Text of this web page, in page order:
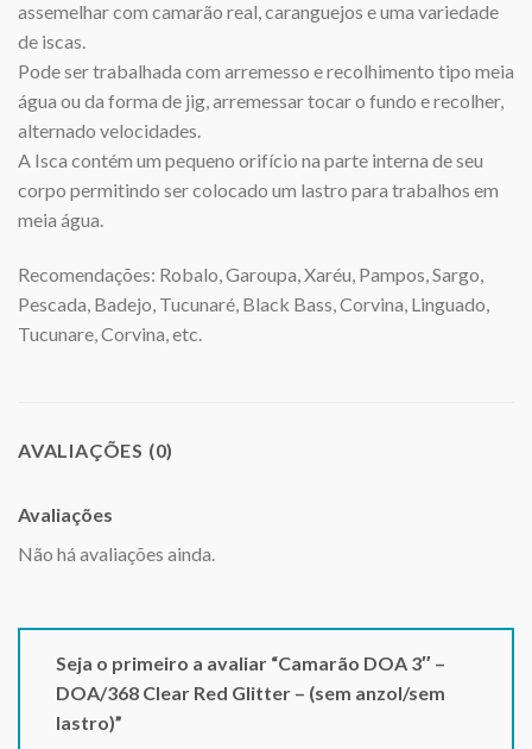
assemelhar com camarão real, caranguejos e uma variedade
de iscas.
Pode ser trabalhada com arremesso e recolhimento tipo meia
água ou da forma de jig, arremessar tocar o fundo e recolher,
alternado velocidades.
A Isca contém um pequeno orifício na parte interna de seu
corpo permitindo ser colocado um lastro para trabalhos em
meia água.
Recomendações: Robalo, Garoupa, Xaréu, Pampos, Sargo,
Pescada, Badejo, Tucunaré, Black Bass, Corvina, Linguado,
Tucunare, Corvina, etc.
AVALIAÇÕES (0)
Avaliações
Não há avaliações ainda.
Seja o primeiro a avaliar “Camarão DOA 3″ –
DOA/368 Clear Red Glitter – (sem anzol/sem
lastro)”